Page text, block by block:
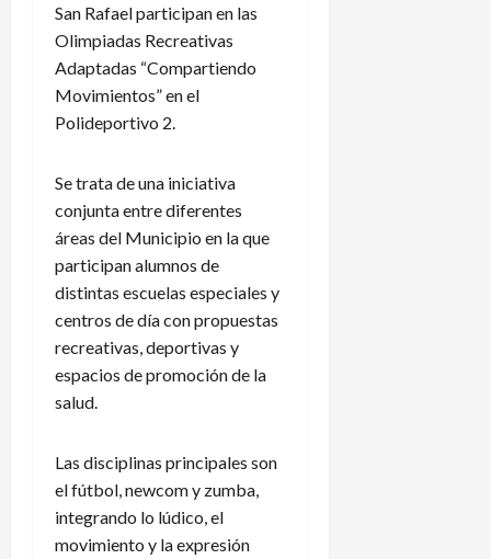
San Rafael participan en las
Olimpiadas Recreativas
Adaptadas “Compartiendo
Movimientos” en el
Polideportivo 2.
Se trata de una iniciativa
conjunta entre diferentes
áreas del Municipio en la que
participan alumnos de
distintas escuelas especiales y
centros de día con propuestas
recreativas, deportivas y
espacios de promoción de la
salud.
Las disciplinas principales son
el fútbol, newcom y zumba,
integrando lo lúdico, el
movimiento y la expresión